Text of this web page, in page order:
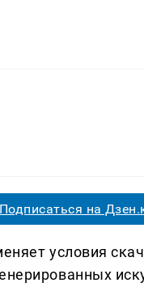
Подписаться на
условия